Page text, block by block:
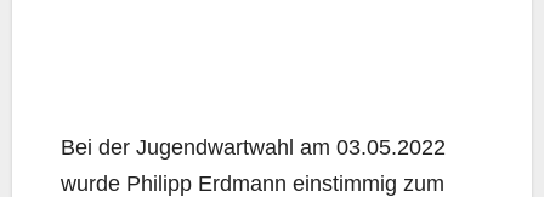
Bei der Jugendwartwahl am 03.05.2022
wurde Philipp Erdmann einstimmig zum